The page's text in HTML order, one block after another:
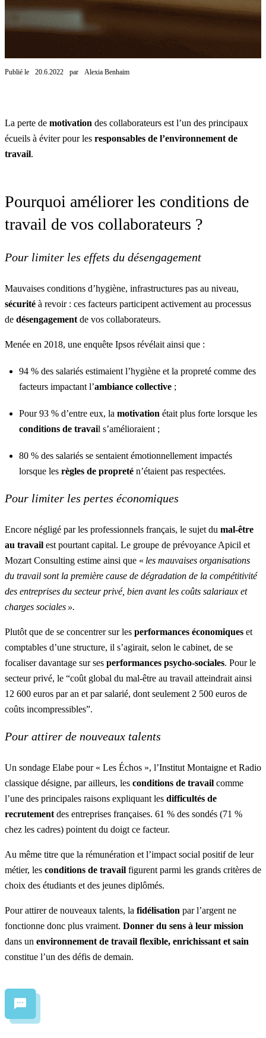
Publié le 20.6.2022 par Alexia Benhaim
La perte de motivation des collaborateurs est l’un des principaux
écueils à éviter pour les responsables de l’environnement de
travail.
Pourquoi améliorer les conditions de
travail de vos collaborateurs ?
Pour limiter les effets du désengagement
Mauvaises conditions d’hygiène, infrastructures pas au niveau,
sécurité à revoir : ces facteurs participent activement au processus
de désengagement de vos collaborateurs.
Menée en 2018, une enquête Ipsos révélait ainsi que :
94 % des salariés estimaient l’hygiène et la propreté comme des
facteurs impactant l’ambiance collective ;
Pour 93 % d’entre eux, la motivation était plus forte lorsque les
conditions de travail s’amélioraient ;
80 % des salariés se sentaient émotionnellement impactés
lorsque les règles de propreté n’étaient pas respectées.
Pour limiter les pertes économiques
Encore négligé par les professionnels français, le sujet du mal-être
au travail est pourtant capital. Le groupe de prévoyance Apicil et
Mozart Consulting estime ainsi que « les mauvaises organisations
du travail sont la première cause de dégradation de la compétitivité
des entreprises du secteur privé, bien avant les coûts salariaux et
charges sociales ».
Plutôt que de se concentrer sur les performances économiques et
comptables d’une structure, il s’agirait, selon le cabinet, de se
focaliser davantage sur ses performances psycho-sociales. Pour le
secteur privé, le “coût global du mal-être au travail atteindrait ainsi
12 600 euros par an et par salarié, dont seulement 2 500 euros de
coûts incompressibles”.
Pour attirer de nouveaux talents
Un sondage Elabe pour « Les Échos », l’Institut Montaigne et Radio
classique désigne, par ailleurs, les conditions de travail comme
l’une des principales raisons expliquant les difficultés de
recrutement des entreprises françaises. 61 % des sondés (71 %
chez les cadres) pointent du doigt ce facteur.
Au même titre que la rémunération et l’impact social positif de leur
métier, les conditions de travail figurent parmi les grands critères de
choix des étudiants et des jeunes diplômés.
Pour attirer de nouveaux talents, la fidélisation par l’argent ne
fonctionne donc plus vraiment. Donner du sens à leur mission
dans un environnement de travail flexible, enrichissant et sain
constitue l’un des défis de demain.